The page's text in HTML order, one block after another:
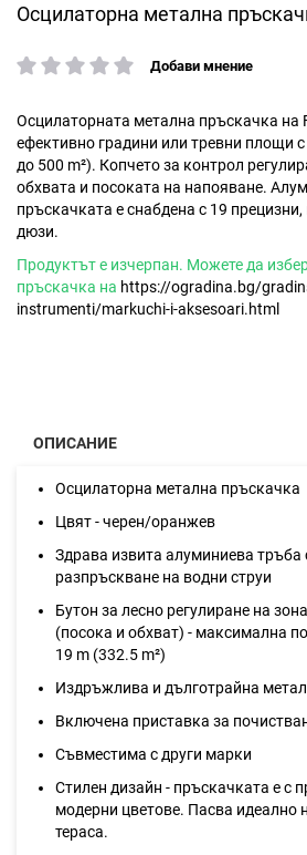
Осцилаторна метална
рейтинг:
Добави мнение
Осцилаторната метална пръскачка на
ефективно градини или тревни площи
до 500 m²). Копчето за контрол
обхвата и посоката на напояване.
пръскачката е снабдена с 19
дюзи.
Продуктът е изчерпан. Можете да
пръскачка на https://ogradina.bg/
instrumenti/markuchi-i-aksesoari.html
Преминете
началото
на
със
снимки
ОПИСАНИЕ
Осцилаторна метална пръскачка
Цвят - черен/оранжев
Здрава извита алуминиева тръба
разпръскване на водни струи
Бутон за лесно регулиране на
(посока и обхват) - максимална
19 m (332.5 m²)
Издръжлива и дълготрайна
Включена приставка за
Съвместима с други марки
Стилен дизайн - пръскачката е с
модерни цветове. Пасва идеално
тераса.